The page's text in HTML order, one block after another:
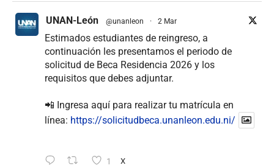
UNAN-León @unanleon · 2 Mar
Estimados estudiantes de reingreso, a
continuación les presentamos el periodo de
solicitud de Beca Residencia 2026 y los
requisitos que debes adjuntar.
📲 Ingresa aquí para realizar tu matrícula en
línea: https://solicitudbeca.unanleon.edu.ni/
1 X